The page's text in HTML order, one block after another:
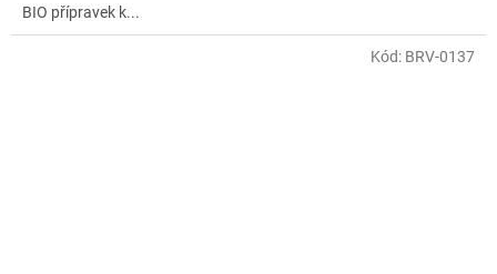
BIO přípravek k...
Kód: BRV-0137